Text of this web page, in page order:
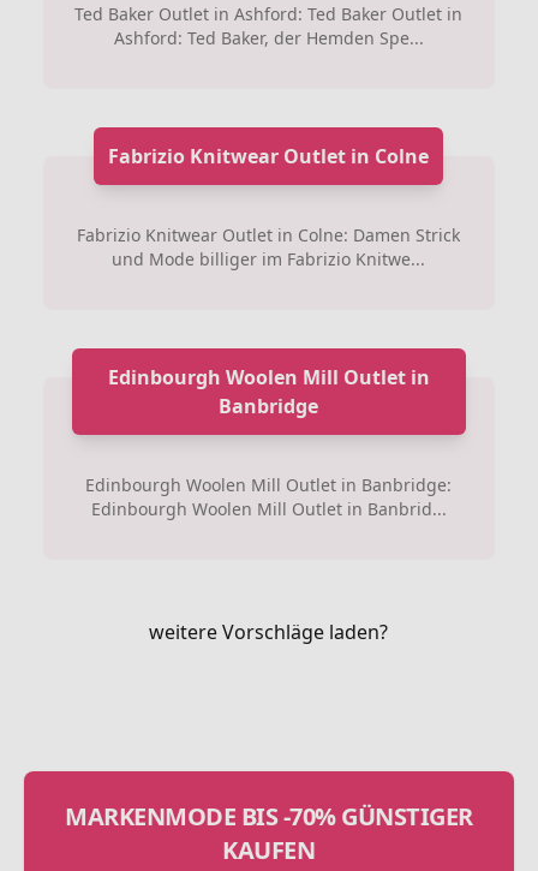
Ted Baker Outlet in Ashford: Ted Baker Outlet in
Ashford: Ted Baker, der Hemden Spe...
Fabrizio Knitwear Outlet in Colne
Fabrizio Knitwear Outlet in Colne: Damen Strick
und Mode billiger im Fabrizio Knitwe...
Edinbourgh Woolen Mill Outlet in
Banbridge
Edinbourgh Woolen Mill Outlet in Banbridge:
Edinbourgh Woolen Mill Outlet in Banbrid...
weitere Vorschläge laden?
MARKENMODE BIS -70% GÜNSTIGER
KAUFEN